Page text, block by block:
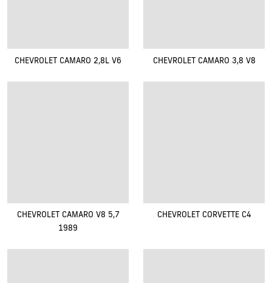
CHEVROLET CAMARO 2,8L V6 CHEVROLET CAMARO 3,8 V8
CHEVROLET CAMARO V8 5,7
1989
CHEVROLET CORVETTE C4